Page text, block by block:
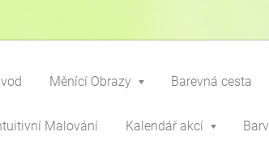
Měnící Obrazy Barevná cesta
Malování Kalendář akcí